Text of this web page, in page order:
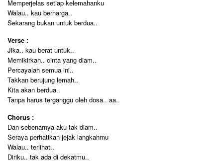
Memperjelas setiap kelemahanku
Walau.. kau berharga..
Sekarang bukan untuk berdua..
Verse :
Jika.. kau berat untuk..
Memikirkan.. cinta yang diam..
Percayalah semua ini..
Takkan berujung lemah..
Kita akan berdua..
Tanpa harus terganggu oleh dosa.. aa..
Chorus :
Dan sebenarnya aku tak diam..
Seraya perhatikan jejak langkahmu
Walau.. terlihat..
Diriku.. tak ada di dekatmu..